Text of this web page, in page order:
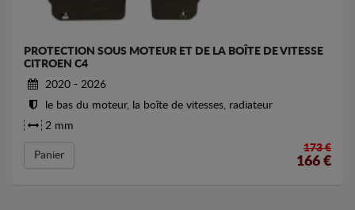
PROTECTION SOUS MOTEUR ET DE LA BOÎTE DE VITESSE
CITROEN C4
2020 - 2026
le bas du moteur, la boîte de vitesses, radiateur
2 mm
Panier
173 €
166 €